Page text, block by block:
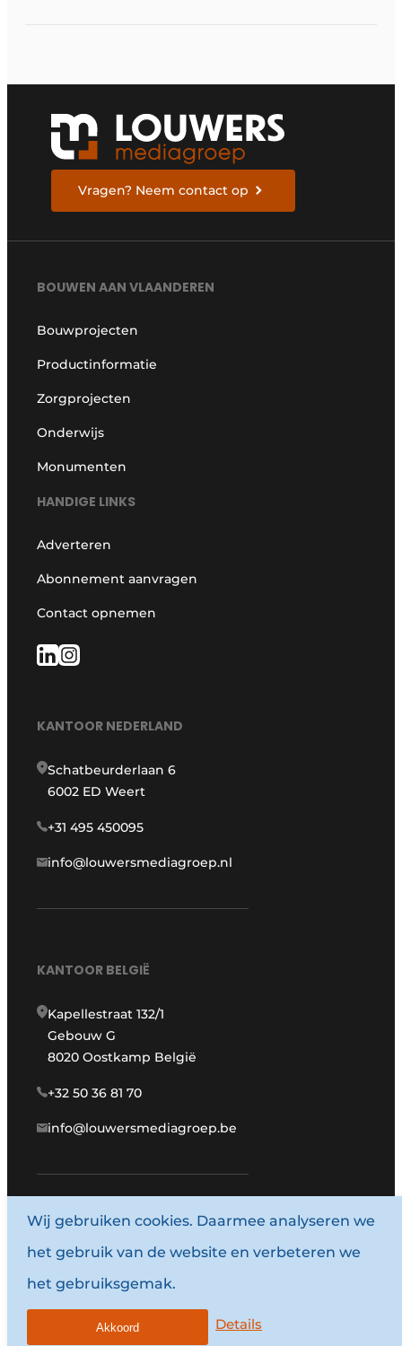
Vragen? Neem contact op
BOUWEN AAN VLAANDEREN
Bouwprojecten
Productinformatie
Zorgprojecten
Onderwijs
Monumenten
HANDIGE LINKS
Adverteren
Abonnement aanvragen
Contact opnemen
KANTOOR NEDERLAND
Schatbeurderlaan 6
6002 ED Weert
+31 495 450095
info@louwersmediagroep.nl
KANTOOR BELGIË
Kapellestraat 132/1
Gebouw G
8020 Oostkamp België
+32 50 36 81 70
info@louwersmediagroep.be
www.louwersmediagroep.com
© 1987 - 2026 Louwersmediagroep.
Algemene voorwaarden
Wij gebruiken cookies. Daarmee analyseren we
het gebruik van de website en verbeteren we
het gebruiksgemak.
Details
Akkoord